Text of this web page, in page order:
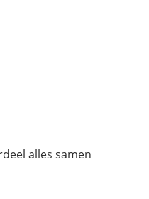
alles samen